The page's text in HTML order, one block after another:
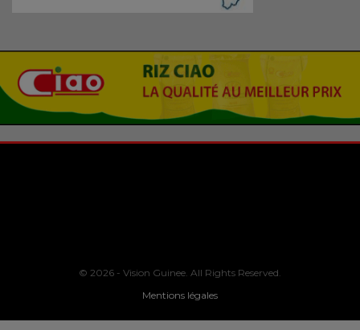
© 2026 - Vision Guinee. All Rights Reserved.
Mentions légales